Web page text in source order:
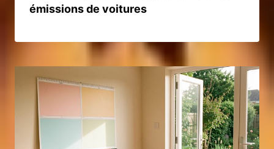
émissions de voitures